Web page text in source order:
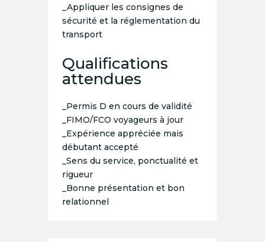
_Appliquer les consignes de
sécurité et la réglementation du
transport
Qualifications
attendues
_Permis D en cours de validité
_FIMO/FCO voyageurs à jour
_Expérience appréciée mais
débutant accepté
_Sens du service, ponctualité et
rigueur
_Bonne présentation et bon
relationnel